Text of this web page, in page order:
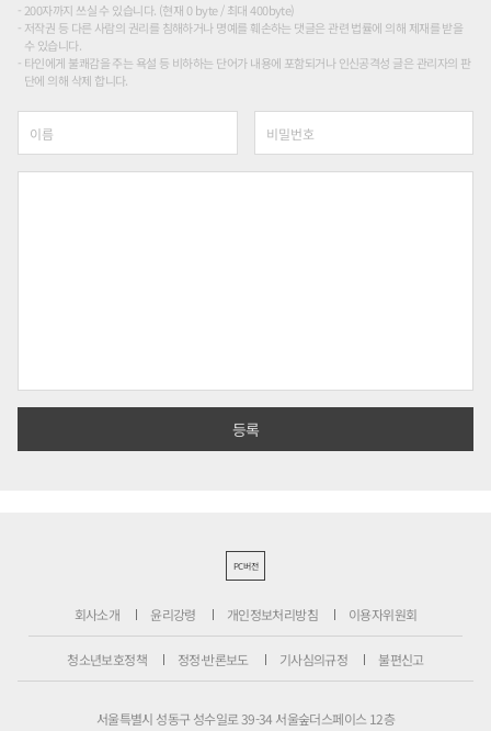
200자까지 쓰실 수 있습니다. (현재 0 byte / 최대 400byte)
저작권 등 다른 사람의 권리를 침해하거나 명예를 훼손하는 댓글은 관련 법률에 의해 제재를 받을
수 있습니다.
타인에게 불쾌감을 주는 욕설 등 비하하는 단어가 내용에 포함되거나 인신공격성 글은 관리자의 판
단에 의해 삭제 합니다.
PC버전
회사소개 윤리강령 개인정보처리방침 이용자위원회
청소년보호정책 정정·반론보도 기사심의규정 불편신고
서울특별시 성동구 성수일로 39-34 서울숲더스페이스 12층